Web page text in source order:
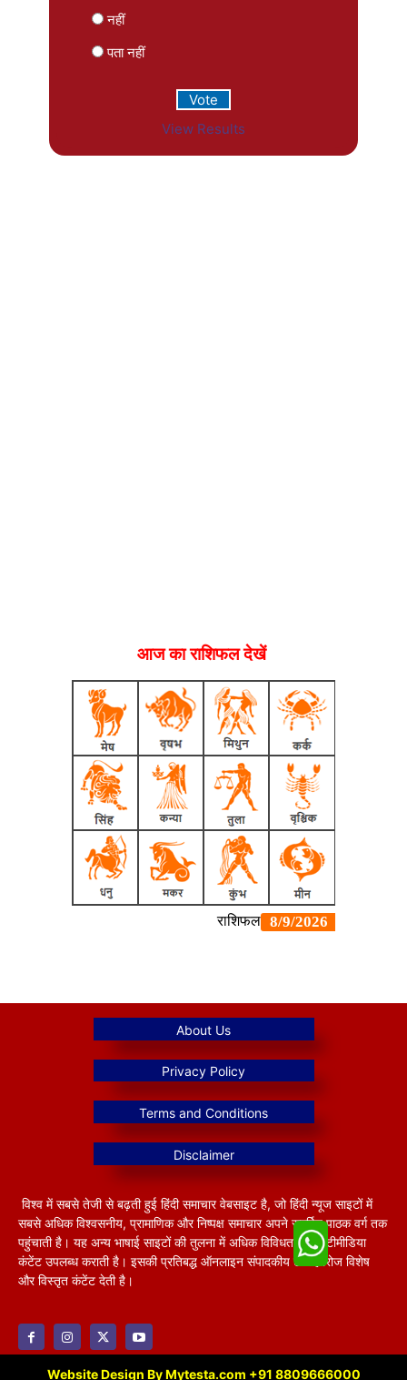
नहीं
पता नहीं
View Results
आज का राशिफल देखें
विश्व में सबसे तेजी से बढ़ती हुई हिंदी समाचार वेबसाइट है, जो हिंदी न्यूज साइटों में
सबसे अधिक विश्वसनीय, प्रामाणिक और निष्पक्ष समाचार अपने समर्पित पाठक वर्ग तक
पहुंचाती है। यह अन्य भाषाई साइटों की तुलना में अधिक विविधतापूर्ण मल्टीमीडिया
कंटेंट उपलब्ध कराती है। इसकी प्रतिबद्ध ऑनलाइन संपादकीय टीम हररोज विशेष
और विस्तृत कंटेंट देती है।
Website Design By Mytesta.com +91 8809666000